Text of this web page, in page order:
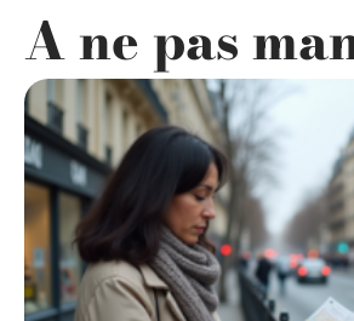
A ne pas